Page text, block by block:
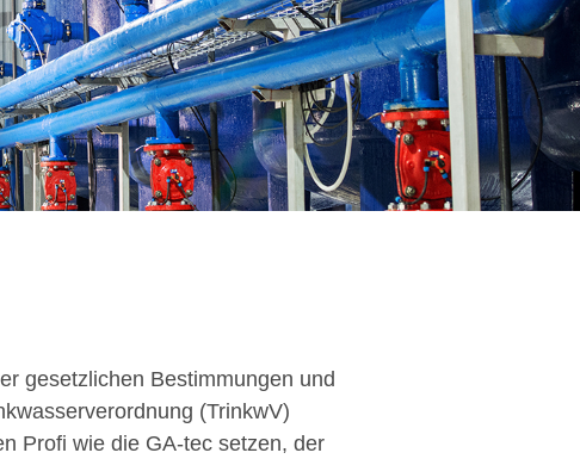
gesetzlichen Bestimmungen und
(TrinkwV)
Profi wie die GA-tec setzen, der